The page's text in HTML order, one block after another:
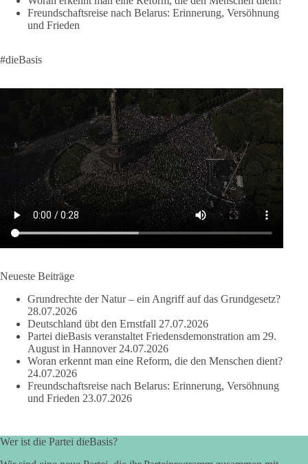
Mehr Infos: https://diebasis-st.de/wahlprogramm/
#dieBasis #Landtagswahl
Auf Facebook ansehen
DieBasis
1 Tag zuvor
🔎 Über 100-mal keine Antwort.
Anthony Fauci, Immunologe und Berater des ehemaligen US-
Präsidenten, hat bei einer Anhörung des US-Senats auf mehr
als 100 Fragen die Aussage verweigert. Die juristische
Bewertung werden Gerichte und Ermittlungen klären – auch
der Vorgang eines deutlich:
Die Corona-Zeit ist noch lange nicht aufgearbeitet.
Auch in Deutschland warten viele Menschen bis heute auf
Antworten:
❓ Wie wurden politische Entscheidungen getroffen?
❓ Welche Maßnahmen waren notwendig und welche nicht?
❓Und wer übernimmt die Verantwortung für die massiven
in unseren Rechtsstaat?
Freundschaftsreise nach Belarus: Erinnerung, Versöhnung
und Frieden
#dieBasis
Neueste Beiträge
Grundrechte der Natur – ein Angriff auf das Grundgesetz?
28.07.2026
Deutschland übt den Ernstfall 27.07.2026
Partei dieBasis veranstaltet Friedensdemonstration am 29.
August in Hannover 24.07.2026
Woran erkennt man eine Reform, die den Menschen dient?
24.07.2026
Freundschaftsreise nach Belarus: Erinnerung, Versöhnung
und Frieden 23.07.2026
Wer ist die Partei dieBasis?